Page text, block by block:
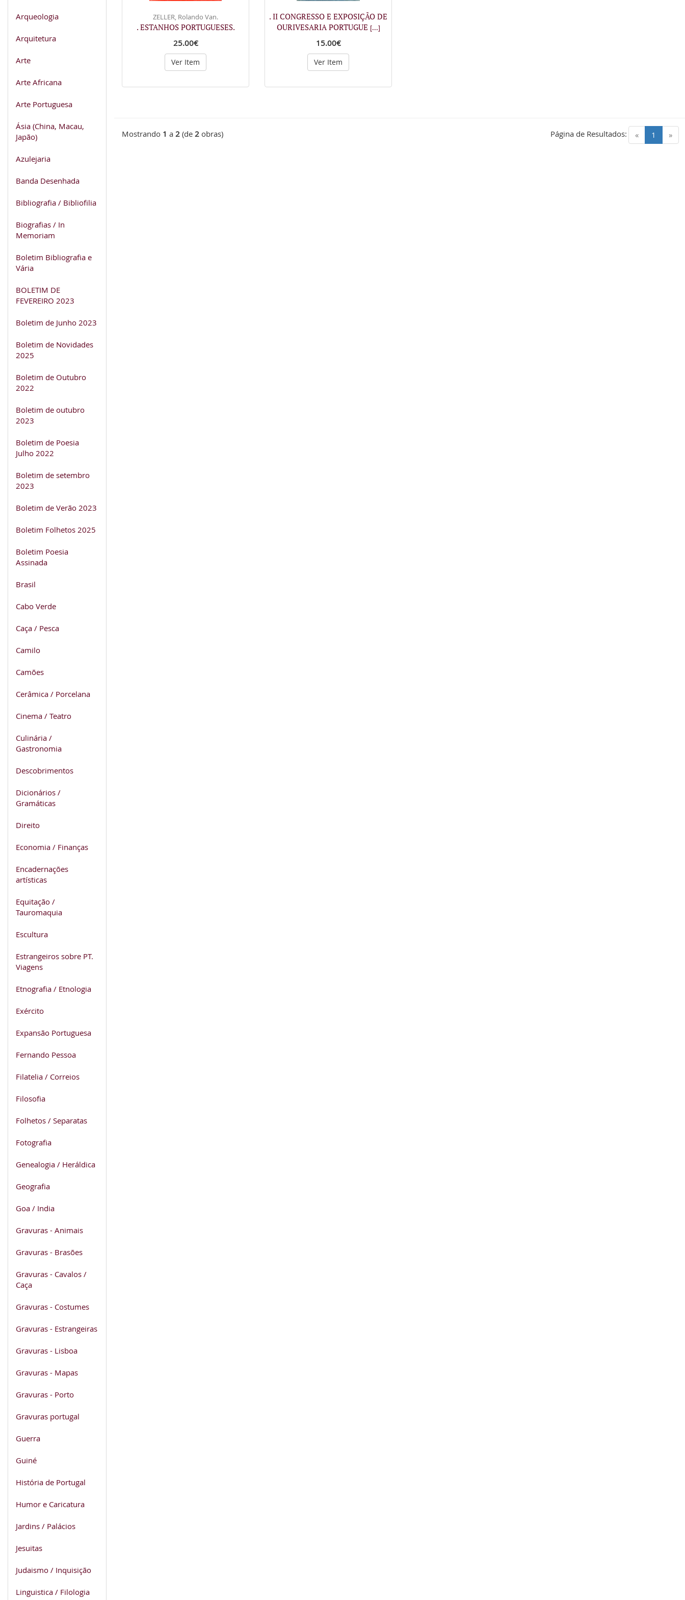
Arqueologia
Arquitetura
Arte
Arte Africana
Arte Portuguesa
Ásia (China, Macau,
Japão)
Azulejaria
Banda Desenhada
Bibliografia / Bibliofilia
Biografias / In
Memoriam
Boletim Bibliografia e
Vária
BOLETIM DE
FEVEREIRO 2023
Boletim de Junho 2023
Boletim de Novidades
2025
Boletim de Outubro
2022
Boletim de outubro
2023
Boletim de Poesia
Julho 2022
Boletim de setembro
2023
Boletim de Verão 2023
Boletim Folhetos 2025
Boletim Poesia
Assinada
Brasil
Cabo Verde
Caça / Pesca
Camilo
Camões
Cerâmica / Porcelana
Cinema / Teatro
Culinária /
Gastronomia
Descobrimentos
Dicionários /
Gramáticas
Direito
Economia / Finanças
Encadernações
artísticas
Equitação /
Tauromaquia
Escultura
Estrangeiros sobre PT.
Viagens
Etnografia / Etnologia
Exército
Expansão Portuguesa
Fernando Pessoa
Filatelia / Correios
Filosofia
Folhetos / Separatas
Fotografia
Genealogia / Heráldica
Geografia
Goa / India
Gravuras - Animais
Gravuras - Brasões
Gravuras - Cavalos /
Caça
Gravuras - Costumes
Gravuras - Estrangeiras
Gravuras - Lisboa
Gravuras - Mapas
Gravuras - Porto
Gravuras portugal
Guerra
Guiné
História de Portugal
Humor e Caricatura
Jardins / Palácios
Jesuitas
Judaismo / Inquisição
Linguistica / Filologia
ZELLER, Rolando Van.
. ESTANHOS PORTUGUESES.
25.00€
Ver Item
. II CONGRESSO E EXPOSIÇÃO DE
OURIVESARIA PORTUGUE [...]
15.00€
Ver Item
Mostrando 1 a 2 (de 2 obras) « 1 (current)
»
Página de Resultados: